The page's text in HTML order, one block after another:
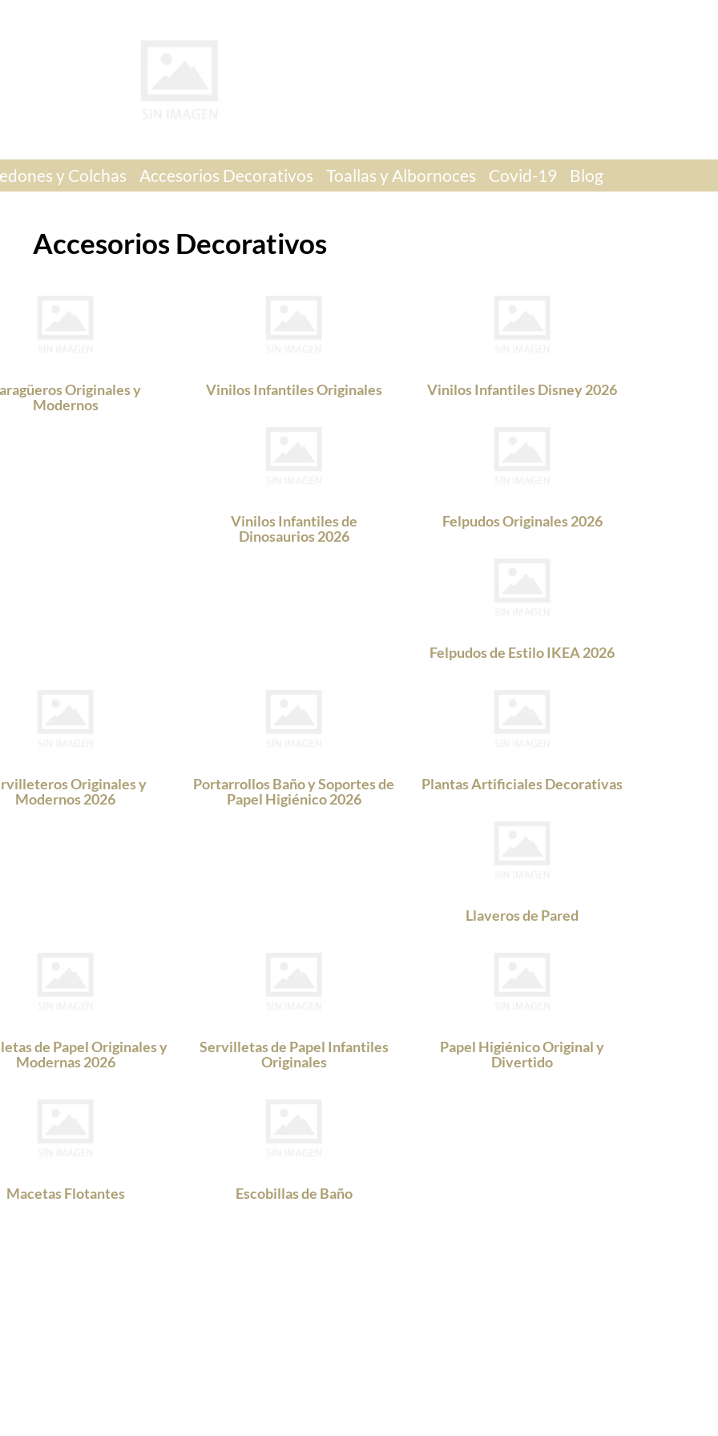
y Colchas Accesorios Decorativos Toallas y Albornoces Covid-19 Blog
Accesorios Decorativos
Originales y
Modernos
Vinilos Infantiles Originales Vinilos Infantiles Disney 2026
Vinilos Infantiles de
Dinosaurios 2026
Felpudos Originales 2026
Felpudos de Estilo IKEA 2026
Originales y
Modernos 2026
Portarrollos Baño y Soportes de
Papel Higiénico 2026
Plantas Artificiales Decorativas
Llaveros de Pared
de Papel Originales y
Modernas 2026
Servilletas de Papel Infantiles
Originales
Papel Higiénico Original y
Divertido
Macetas Flotantes Escobillas de Baño